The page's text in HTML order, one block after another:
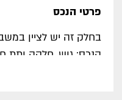
פרטי הנכס
בחלק זה יש לציין
הנכס: גוש, חלקה ותת